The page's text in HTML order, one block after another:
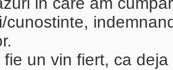
cunostinte,
fie un vin fiert, ca